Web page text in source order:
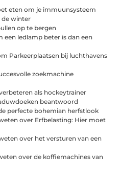
eten om je immuunsysteem
de winter
op te bergen
een ledlamp beter is dan een
Parkeerplaatsen bij luchthavens
zoekmachine
als hockeytrainer
beantwoord
perfecte bohemian herfstlook
over Erfbelasting: Hier moet
over het versturen van een
over de koffiemachines van